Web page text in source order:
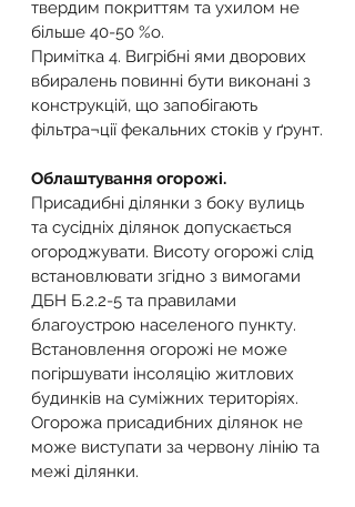
твердим покриттям та ухилом не
більше 40-50 %о.
Примітка 4. Вигрібні ями дворових
вбиралень повинні бути виконані з
конструкцій, що запобігають
фільтра¬ції фекальних стоків у ґрунт.
Облаштування огорожі.
Присадибні ділянки з боку вулиць
та сусідніх ділянок допускається
огороджувати. Висоту огорожі слід
встановлювати згідно з вимогами
ДБН Б.2.2-5 та правилами
благоустрою населеного пункту.
Встановлення огорожі не може
погіршувати інсоляцію житлових
будинків на суміжних територіях.
Огорожа присадибних ділянок не
може виступати за червону лінію та
межі ділянки.